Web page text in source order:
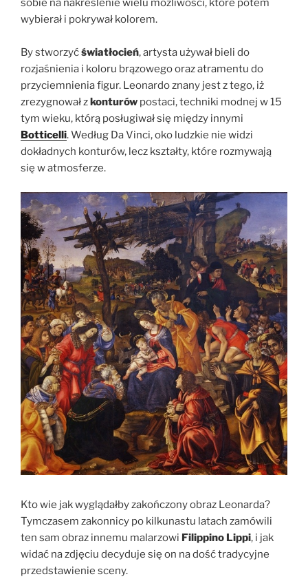
sobie na nakreślenie wielu możliwości, które potem
wybierał i pokrywał kolorem.
By stworzyćświatłocień, artysta używał bieli do
rozjaśnienia i koloru brązowego oraz atramentu do
przyciemnienia figur. Leonardo znany jest z tego, iż
zrezygnował z konturów postaci, techniki modnej w 15
tym wieku, którą posługiwał się między innymi
Botticelli. Według Da Vinci, oko ludzkie nie widzi
dokładnych konturów, lecz kształty, które rozmywają
się w atmosferze.
Kto wie jak wyglądałby zakończony obraz Leonarda?
Tymczasem zakonnicy po kilkunastu latach zamówili
ten sam obraz innemu malarzowi Filippino Lippi, i jak
widać na zdjęciu decyduje się on na dość tradycyjne
przedstawienie sceny.